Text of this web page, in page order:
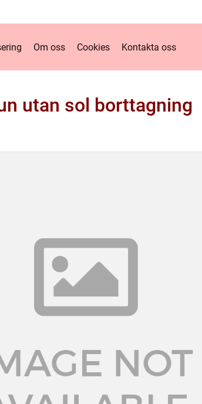
Om oss Cookies Kontakta oss
utan sol borttagning